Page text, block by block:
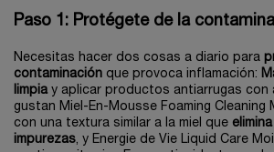
Paso 1: Protégete de la
Necesitas hacer dos cosas a diario para
contaminación que provoca inflamación:
limpiay aplicar productos antiarrugas con
gustan Miel-En-Mousse Foaming Cleaning
con una textura similar a la miel que
impurezas , y Energie de Vie Liquid Care